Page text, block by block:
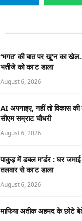
‘भगत’ की बात पर खू’न का
भतीजे को का’ट डाला
August 6, 2026
AI अपनाइए, नहीं तो विकास
सीएम सम्राट चौधरी
August 6, 2026
पाकुड़ में डबल म’र्डर : घर
तलवार से का’ट डाला
August 6, 2026
माफिया अतीक अहमद के छोटे